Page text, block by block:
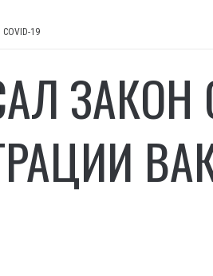
19
ЗАКОН